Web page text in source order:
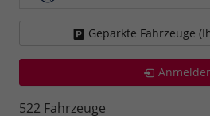
Geparkte Fahrzeuge
522 Fahrzeuge